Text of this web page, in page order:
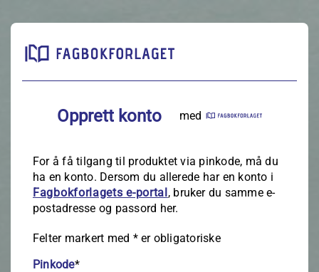
Opprett konto med
For å få tilgang til produktet via pinkode, må du
ha en konto. Dersom du allerede har en konto i
Fagbokforlagets e‑portal, bruker du samme e-
postadresse og passord her.
Felter markert med *er obligatoriske
Pinkode*